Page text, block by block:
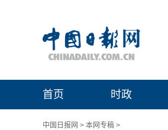
首页 时政
中国日报网 > 本网专稿 >